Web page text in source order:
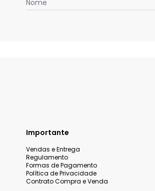
Nome
Importante
Vendas e Entrega
Regulamento
Formas de Pagamento
Política de Privacidade
Contrato Compra e Venda